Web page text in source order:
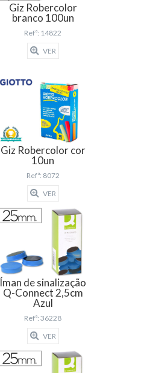
Giz Robercolor
branco 100un
Refª: 14822
VER
Giz Robercolor cor
10un
Refª: 8072
VER
Íman de sinalização
Q-Connect 2,5cm
Azul
Refª: 36228
VER